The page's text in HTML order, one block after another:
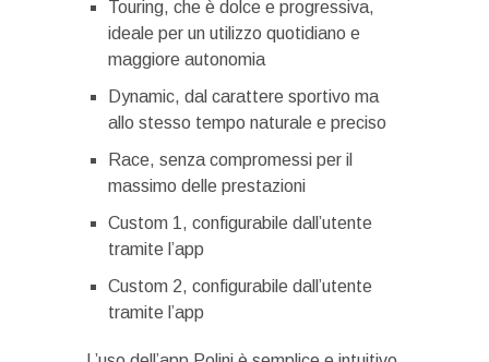
Touring, che è dolce e progressiva,
ideale per un utilizzo quotidiano e
maggiore autonomia
Dynamic, dal carattere sportivo ma
allo stesso tempo naturale e preciso
Race, senza compromessi per il
massimo delle prestazioni
Custom 1, configurabile dall’utente
tramite l’app
Custom 2, configurabile dall’utente
tramite l’app